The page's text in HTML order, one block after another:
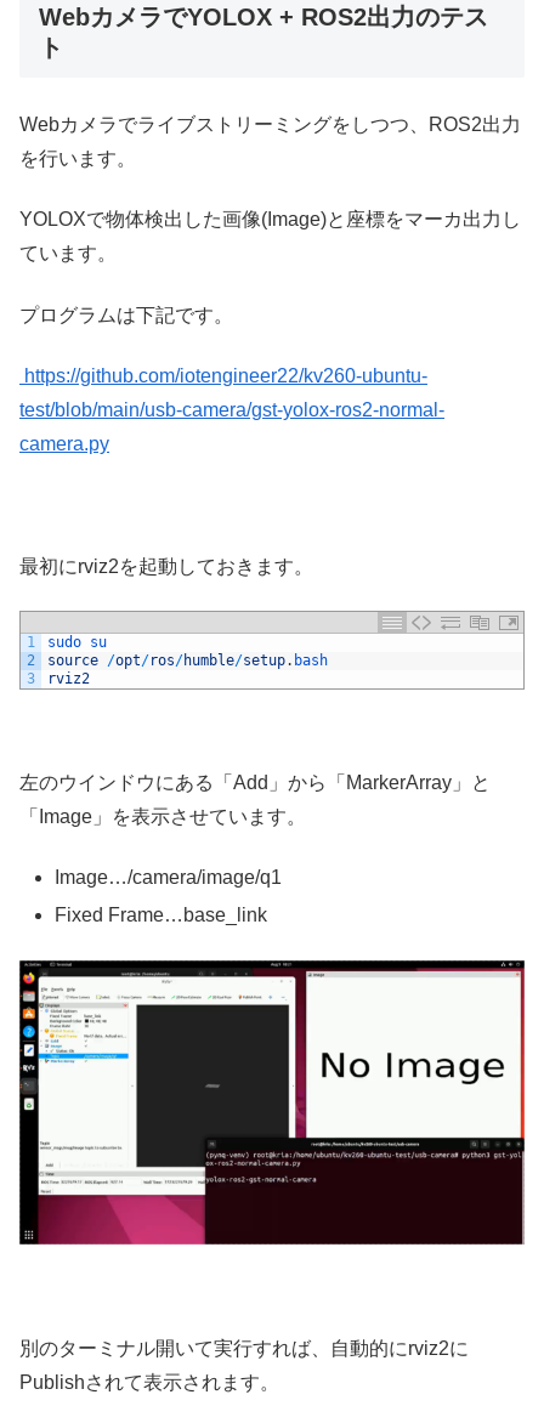
WebカメラでYOLOX + ROS2出力のテス
ト
Webカメラでライブストリーミングをしつつ、ROS2出力
を行います。
YOLOXで物体検出した画像(Image)と座標をマーカ出力し
ています。
プログラムは下記です。
https://github.com/iotengineer22/kv260-ubuntu-
test/blob/main/usb-camera/gst-yolox-ros2-normal-
camera.py
最初にrviz2を起動しておきます。
1
2
3
sudo su
source /opt/ros/humble/setup. bash
rviz2
左のウインドウにある「Add」から「MarkerArray」と
「Image」を表示させています。
Image…/camera/image/q1
Fixed Frame…base_link
別のターミナル開いて実行すれば、自動的にrviz2に
Publishされて表示されます。